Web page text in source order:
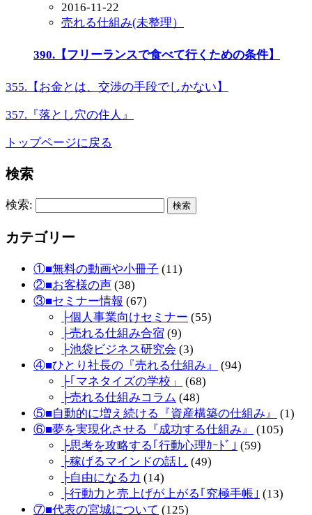
2016-11-22
売れる仕組み(未整理）
390.【フリーランスで食べて行くための条件】
355.【お金とは、交渉の手段でしかない】
357.『落とし穴の住人』
トップページに戻る
検索
検索:
カテゴリー
①■無料の動画や小冊子 (11)
②■お客様の声 (38)
③■セミナー情報 (67)
├個人事業向けセミナー (55)
├売れる仕組み合宿 (9)
├池袋ビジネス研究会 (3)
④■ひとり社長の『売れる仕組み』
(94)
├｢マネタイズの学校」
(68)
├売れる仕組みコラム (48)
⑤■自動的に増え続ける『資産構築の仕組み』
(1)
⑥■夢を実現化させる『成功する仕組み』
(105)
├思考を攻略する｢行動心理ｶｰﾄﾞ｣ (59)
├稼げるマインドの話し (49)
├自由になる力 (14)
├行動力と売上げが上がる｢究極手帳｣ (13)
⑦■代表の宮城について (125)